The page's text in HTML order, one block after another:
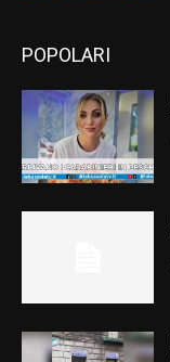
POPOLARI